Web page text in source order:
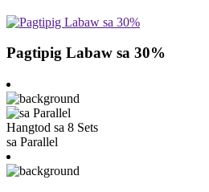
Pagtipig Labaw sa 30%
Hangtod sa 8 Sets
sa Parallel